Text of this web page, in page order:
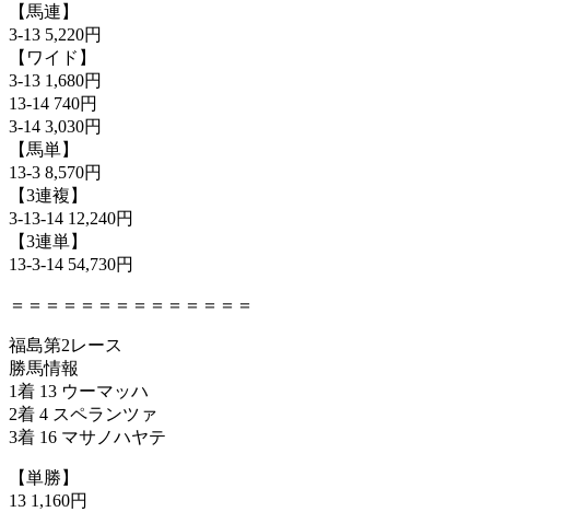
【馬連】
3-13 5,220円
【ワイド】
3-13 1,680円
13-14 740円
3-14 3,030円
【馬単】
13-3 8,570円
【3連複】
3-13-14 12,240円
【3連単】
13-3-14 54,730円
＝＝＝＝＝＝＝＝＝＝＝＝＝＝
福島第2レース
勝馬情報
1着 13 ウーマッハ
2着 4 スペランツァ
3着 16 マサノハヤテ
【単勝】
13 1,160円